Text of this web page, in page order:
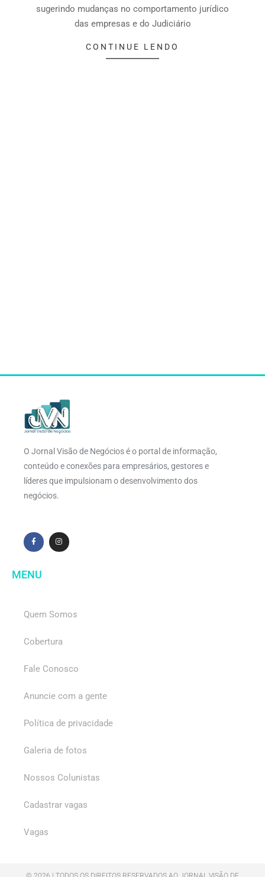
sugerindo mudanças no comportamento jurídico
das empresas e do Judiciário
CONTINUE LENDO
O Jornal Visão de Negócios é o portal de informação,
conteúdo e conexões para empresários, gestores e
líderes que impulsionam o desenvolvimento dos
negócios.
MENU
Quem Somos
Cobertura
Fale Conosco
Anuncie com a gente
Política de privacidade
Galeria de fotos
Nossos Colunistas
Cadastrar vagas
Vagas